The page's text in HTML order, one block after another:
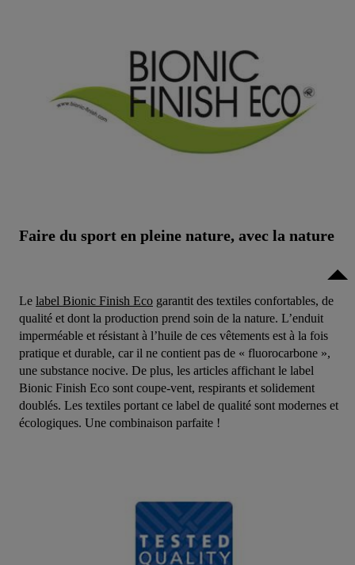
Faire du sport en pleine nature, avec la nature
Le label Bionic Finish Eco garantit des textiles confortables, de
qualité et dont la production prend soin de la nature. L’enduit
imperméable et résistant à l’huile de ces vêtements est à la fois
pratique et durable, car il ne contient pas de « fluorocarbone »,
une substance nocive. De plus, les articles affichant le label
Bionic Finish Eco sont coupe-vent, respirants et solidement
doublés. Les textiles portant ce label de qualité sont modernes et
écologiques. Une combinaison parfaite !